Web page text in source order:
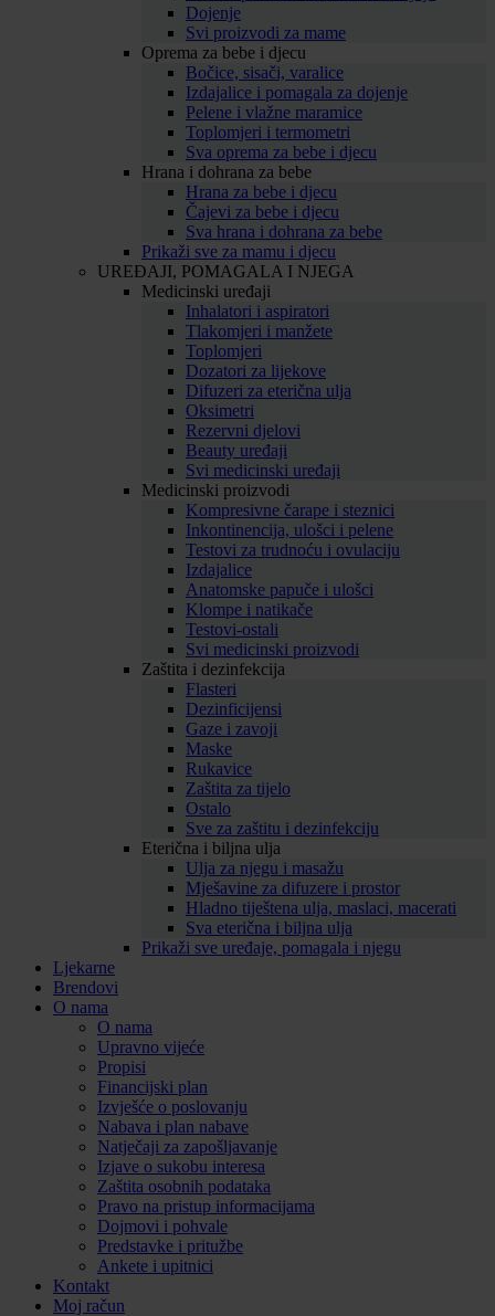
Dojenje
Svi proizvodi za mame
Oprema za bebe i djecu
Bočice, sisači, varalice
Izdajalice i pomagala za dojenje
Pelene i vlažne maramice
Toplomjeri i termometri
Sva oprema za bebe i djecu
Hrana i dohrana za bebe
Hrana za bebe i djecu
Čajevi za bebe i djecu
Sva hrana i dohrana za bebe
Prikaži sve za mamu i djecu
UREĐAJI, POMAGALA I NJEGA
Medicinski uređaji
Inhalatori i aspiratori
Tlakomjeri i manžete
Toplomjeri
Dozatori za lijekove
Difuzeri za eterična ulja
Oksimetri
Rezervni djelovi
Beauty uređaji
Svi medicinski uređaji
Medicinski proizvodi
Kompresivne čarape i steznici
Inkontinencija, ulošci i pelene
Testovi za trudnoću i ovulaciju
Izdajalice
Anatomske papuče i ulošci
Klompe i natikače
Testovi-ostali
Svi medicinski proizvodi
Zaštita i dezinfekcija
Flasteri
Dezinficijensi
Gaze i zavoji
Maske
Rukavice
Zaštita za tijelo
Ostalo
Sve za zaštitu i dezinfekciju
Eterična i biljna ulja
Ulja za njegu i masažu
Mješavine za difuzere i prostor
Hladno tiještena ulja, maslaci, macerati
Sva eterična i biljna ulja
Prikaži sve uređaje, pomagala i njegu
Ljekarne
Brendovi
O nama
O nama
Upravno vijeće
Propisi
Financijski plan
Izvješće o poslovanju
Nabava i plan nabave
Natječaji za zapošljavanje
Izjave o sukobu interesa
Zaštita osobnih podataka
Pravo na pristup informacijama
Dojmovi i pohvale
Predstavke i pritužbe
Ankete i upitnici
Kontakt
Moj račun